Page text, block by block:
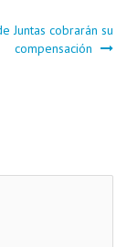
Juntas cobrarán su
compensación